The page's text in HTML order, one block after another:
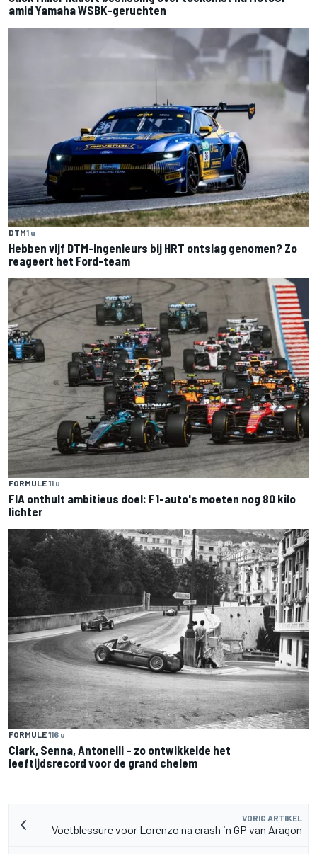
amid Yamaha WSBK-geruchten
DTM1 u
Hebben vijf DTM-ingenieurs bij HRT ontslag genomen? Zo
reageert het Ford-team
FORMULE 11 u
FIA onthult ambitieus doel: F1-auto's moeten nog 80 kilo
lichter
FORMULE 116 u
Clark, Senna, Antonelli – zo ontwikkelde het
leeftijdsrecord voor de grand chelem
VORIG ARTIKEL
Voetblessure voor Lorenzo na crash in GP van Aragon